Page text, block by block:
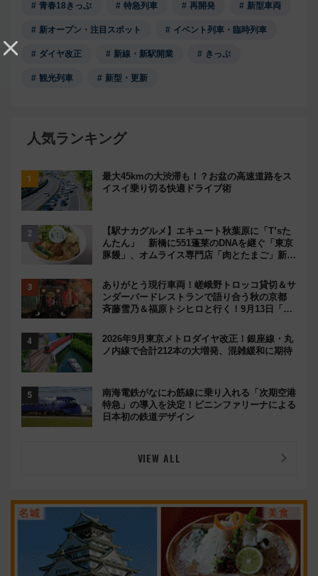
青春18きっぷ 特急列車 再開発 新型車両
新オープン・注目スポット イベント列車・臨時列車
ダイヤ改正 新線・新駅開業 きっぷ
観光列車 新型・更新
人気ランキング
最大45kmの大渋滞も！？お盆の高速道路をス
イスイ乗り切る快適ドライブ術
【駅ナカグルメ】エキュート秋葉原に「T’sた
んたん」 新橋に551蓬莱のDNAを継ぐ「東京
豚饅」、オムライス専門店「肉とたまご」新グ
ありがとう現行車両！嵯峨野トロッコ貸切＆サ
ンダーバードレストランで語り合う秋の京都
斉藤雪乃＆福原トシヒロと行く！9月13日「京
2026年9月東京メトロダイヤ改正！銀座線・丸
ノ内線で合計212本の大増発、混雑緩和に期待
南海電鉄がなにわ筋線に乗り入れる「次期空港
特急」の導入を決定！ピニンファリーナによる
日本初の鉄道デザイン
VIEW ALL